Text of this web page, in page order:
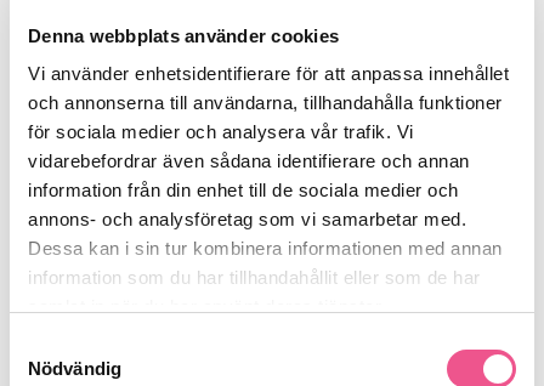
Denna webbplats använder cookies
Vi använder enhetsidentifierare för att anpassa innehållet
och annonserna till användarna, tillhandahålla funktioner
för sociala medier och analysera vår trafik. Vi
vidarebefordrar även sådana identifierare och annan
information från din enhet till de sociala medier och
annons- och analysföretag som vi samarbetar med.
Dessa kan i sin tur kombinera informationen med annan
information som du har tillhandahållit eller som de har
Nödvändig
Ger håret en strålande glans och silkeslen mjukhet.
Skyddar håret mot yttre skador och gör det lätt att kamma.
Fri från parabener och sulfater, vilket gör det skonsamt
mot både hår och hårbotten.
Så här använder du Keune So Pure Polish Conditioner 400ml:
Efter schamponering, applicera Keune So Pure Polish
Conditioneri fuktigt hår.
Låt verka i 1-3 minuter och massera försiktigt in produkten